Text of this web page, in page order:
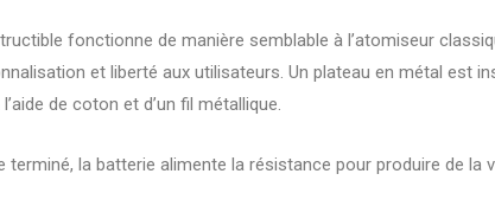
fonctionne de manière semblable à l’atomiseur
et liberté aux utilisateurs. Un plateau en métal est
de coton et d’un fil métallique.
terminé, la batterie alimente la résistance pour produire de la